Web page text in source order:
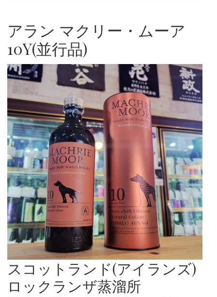
アラン マクリー・ムーア
10Y(並行品)
スコットランド(アイランズ)
ロックランザ蒸溜所